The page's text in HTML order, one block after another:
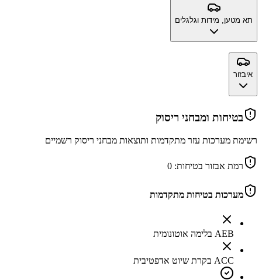
תא מטען, מידות וגלגלים
איבזור
בטיחות ומבחני ריסוק
רשימת מערכות עזר מתקדמות ותוצאות מבחני ריסוק רשמיים
רמת אבזור בטיחות: 0
מערכות בטיחות מתקדמות
AEB בלימה אוטונומית
ACC בקרת שיוט אדפטיבית